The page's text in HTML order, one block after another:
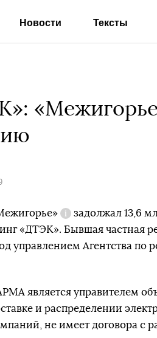
Новости Тексты
Справка
задолжал 13,6
«ДТЭК». Бывшая частная
управлением Агентства по
является управителем
и распределении
не имеет договора с